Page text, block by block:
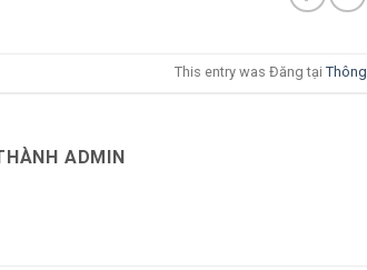
This entry was Đăng tại
ADMIN